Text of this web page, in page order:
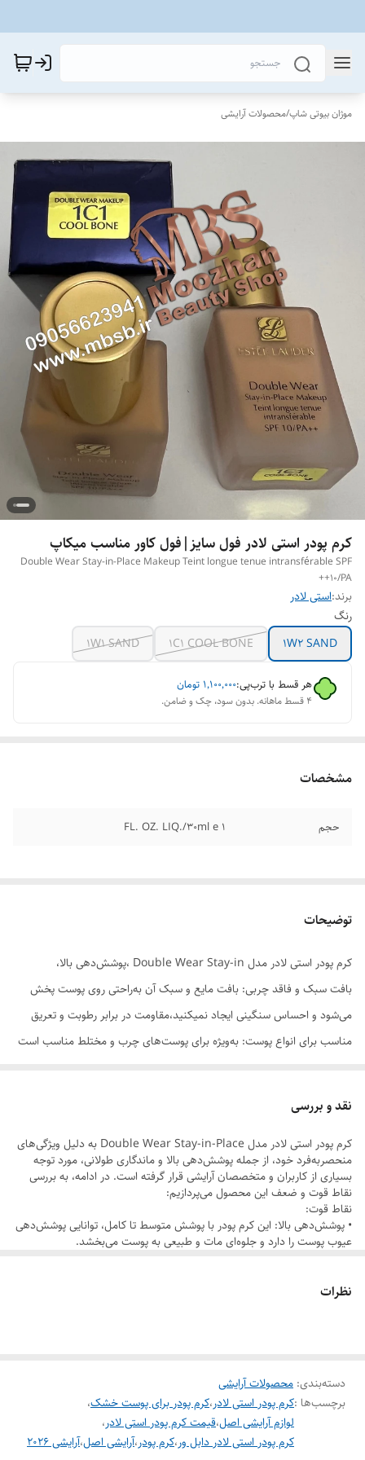
موژان بیوتی شاپ/محصولات آرایشی
کرم پودر استی لادر فول سایز|فول کاور مناسب میکاپ
Double Wear Stay-in-Place Makeup Teint longue tenue intransférable SPF
10/PA++
برند:استی لادر
رنگ
1W2 SAND
1C1 COOL BONE
1W1 SAND
هر قسط با ترب‌پی:۱٬۱۰۰٬۰۰۰ تومان
۴ قسط ماهانه. بدون سود، چک و ضامن.
مشخصات
حجم 1 FL. OZ. LIQ./30ml e
توضیحات
کرم پودر استی لادر مدل Double Wear Stay-in ،پوشش‌دهی بالا،
بافت سبک و فاقد چربی: بافت مایع و سبک آن به‌راحتی روی پوست پخش
می‌شود و احساس سنگینی ایجاد نمیکنید،مقاومت در برابر رطوبت و تعریق
مناسب برای انواع پوست: به‌ویژه برای پوست‌های چرب و مختلط مناسب است
نقد و بررسی
کرم پودر استی لادر مدل Double Wear Stay-in-Place به دلیل ویژگی‌های
منحصربه‌فرد خود، از جمله پوشش‌دهی بالا و ماندگاری طولانی، مورد توجه
بسیاری از کاربران و متخصصان آرایشی قرار گرفته است. در ادامه، به بررسی
نقاط قوت و ضعف این محصول می‌پردازیم:
نقاط قوت:
• پوشش‌دهی بالا: این کرم پودر با پوشش متوسط تا کامل، توانایی پوشش‌دهی
عیوب پوست را دارد و جلوه‌ای مات و طبیعی به پوست می‌بخشد.
• مقاومت در برابر تعریق و رطوبت: فرمولاسیون ضدآب این کرم پودر، آن را در
• احساس سنگینی برای برخی کاربران: برخی از کاربران با پوست‌های حساس یا
خشک ممکن است احساس کنند که این کرم پودر کمی سنگین یا کیکی روی
پوست می‌نشیند.
• نیاز به مهارت در استفاده: به دلیل پوشش‌دهی بالا، ممکن است نیاز باشد
کاربران در استفاده از این محصول دقت بیشتری داشته باشند تا از ایجاد ظاهر
نظرات
دسته‌بندی: محصولات آرایشی
برچسب‌ها :کرم پودر استی لادر،کرم پودر برای پوست خشک،
لوازم آرایشی اصل،قیمت کرم پودر استی لادر،
کرم پودر استی لادر دابل ور،کرم پودر،آرایشی اصل،آرایشی ۲۰۲۶